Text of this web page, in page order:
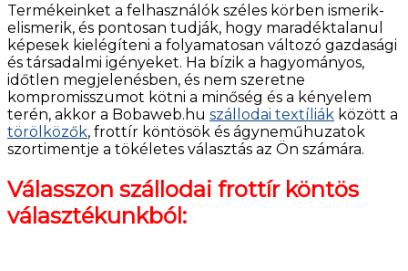
Termékeinket a felhasználók széles körben ismerik-
elismerik, és pontosan tudják, hogy maradéktalanul
képesek kielégíteni a folyamatosan változó gazdasági
és társadalmi igényeket. Ha bízik a hagyományos,
időtlen megjelenésben, és nem szeretne
kompromisszumot kötni a minőség és a kényelem
terén, akkor a Bobaweb.hu szállodai textíliák között a
törölközők, frottír köntösök és ágyneműhuzatok
szortimentje a tökéletes választás az Ön számára.
Válasszon szállodai frottír köntös
választékunkból: